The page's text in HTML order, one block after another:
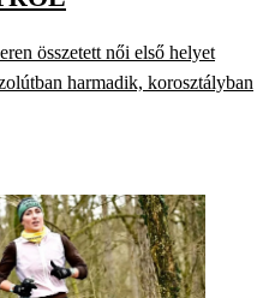
összetett női első helyet
harmadik, korosztályban